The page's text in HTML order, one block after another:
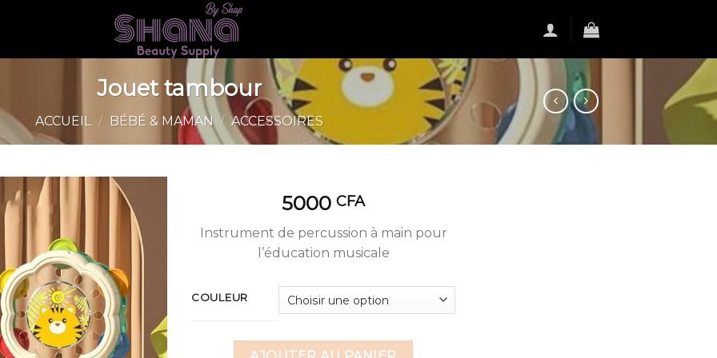
Jouet tambour
ACCUEIL / BÉBÉ & MAMAN / ACCESSOIRES
5000 CFA
Instrument de percussion à main pour
l’éducation musicale
COULEUR